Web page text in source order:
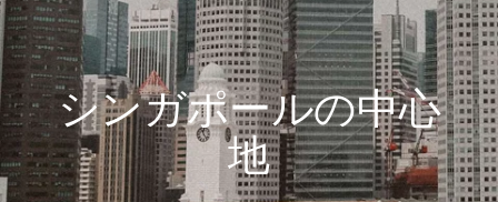
シンガポールの中心
地